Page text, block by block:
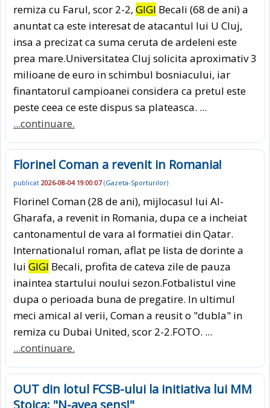
remiza cu Farul, scor 2-2, GIGI Becali (68 de ani) a
anuntat ca este interesat de atacantul lui U Cluj,
insa a precizat ca suma ceruta de ardeleni este
prea mare.Universitatea Cluj solicita aproximativ 3
milioane de euro in schimbul bosniacului, iar
finantatorul campioanei considera ca pretul este
peste ceea ce este dispus sa plateasca. ...
...continuare.
Florinel Coman a revenit in Romania!
publicat 2026-08-04 19:00:07(Gazeta-Sporturilor)
Florinel Coman (28 de ani), mijlocasul lui Al-
Gharafa, a revenit in Romania, dupa ce a incheiat
cantonamentul de vara al formatiei din Qatar.
Internationalul roman, aflat pe lista de dorinte a
lui GIGI Becali, profita de cateva zile de pauza
inaintea startului noului sezon.Fotbalistul vine
dupa o perioada buna de pregatire. In ultimul
meci amical al verii, Coman a reusit o "dubla" in
remiza cu Dubai United, scor 2-2.FOTO. ...
...continuare.
OUT din lotul FCSB-ului la initiativa lui MM
Stoica: "N-avea sens!"